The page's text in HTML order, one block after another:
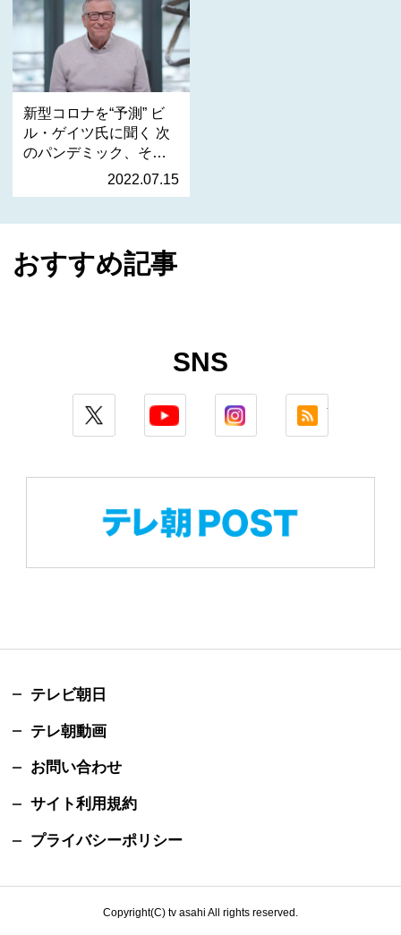
新型コロナを“予測” ビ
ル・ゲイツ氏に聞く 次
のパンデミック、そ
2022.07.15
おすすめ記事
SNS
twitter youtube instagram
テレビ朝日
テレ朝動画
お問い合わせ
サイト利用規約
プライバシーポリシー
Copyright(C) tv asahi All rights reserved.